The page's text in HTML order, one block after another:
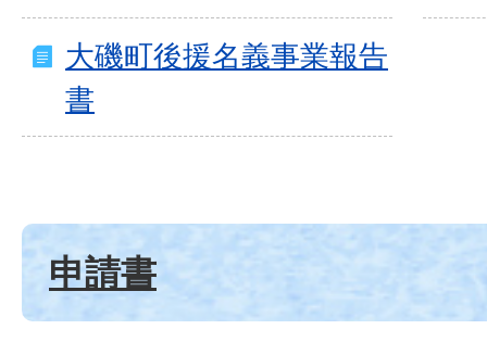
大磯町後援名義事業報告
書
申請書